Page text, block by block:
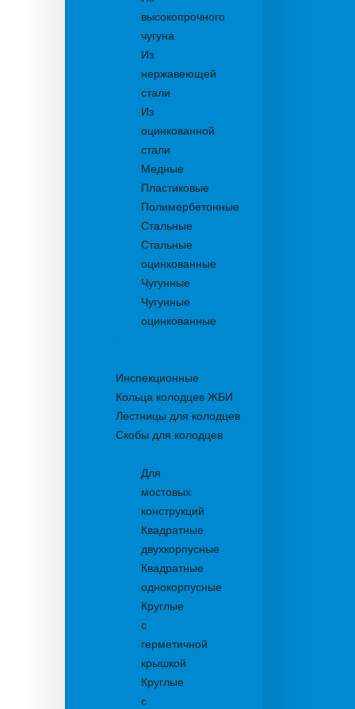
высокопрочного
чугуна
Из
нержавеющей
стали
Из
оцинкованной
стали
Медные
Пластиковые
Полимербетонные
Стальные
Стальные
оцинкованные
Чугунные
Чугунные
оцинкованные
Инспекционные
Кольца колодцев ЖБИ
Лестницы для колодцев
Скобы для колодцев
Для
мостовых
конструкций
Квадратные
двухкорпусные
Квадратные
однокорпусные
Круглые
с
герметичной
крышкой
Круглые
с